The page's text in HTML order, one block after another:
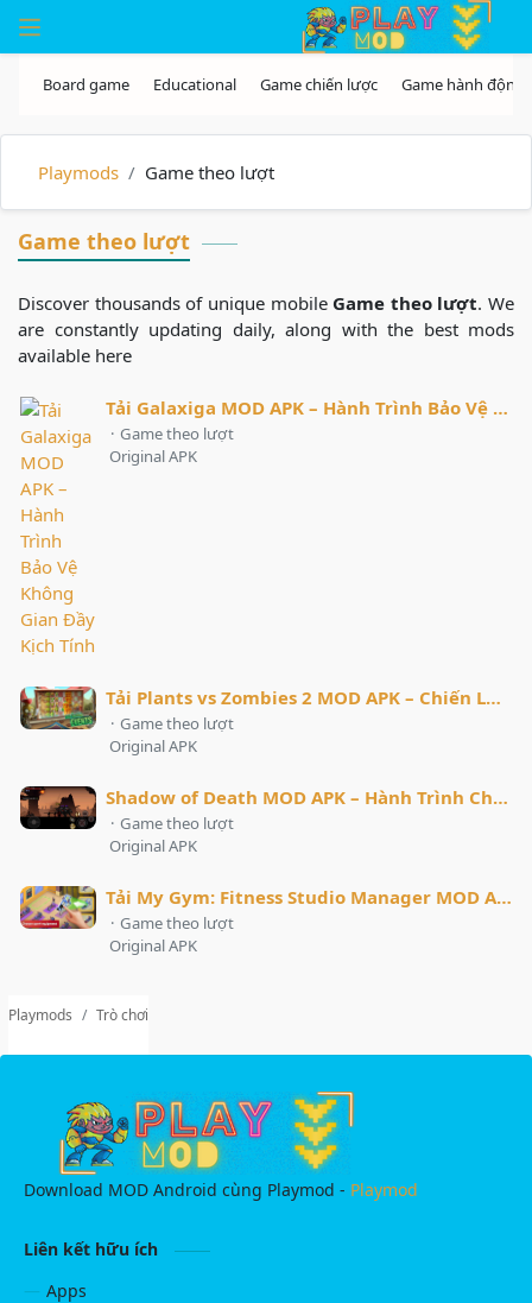
Playmods Game theo lượt
Game theo lượt
Discover thousands of unique mobile Game theo lượt. We
are constantly updating daily, along with the best mods
available here
Tải Galaxiga MOD APK – Hành Trình Bảo Vệ Không Gian Đầy Kịch Tính
· Game theo lượt
Original APK
Tải Plants vs Zombies 2 MOD APK – Chiến Lược Đỉnh Cao, Trải Nghiệm Đẳng Cấp
· Game theo lượt
Original APK
Shadow of Death MOD APK – Hành Trình Chiến Binh Bóng Tối
· Game theo lượt
Original APK
Tải My Gym: Fitness Studio Manager MOD APK – Quản Lý Phòng Gym Trong Tầm Tay
· Game theo lượt
Original APK
Playmods Trò chơi
Download MOD Android cùng Playmod - Playmod
Liên kết hữu ích
Apps